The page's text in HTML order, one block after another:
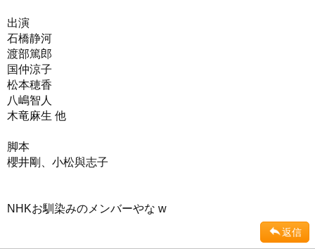
出演
石橋静河
渡部篤郎
国仲涼子
松本穂香
八嶋智人
木竜麻生 他
脚本
櫻井剛、小松與志子
NHKお馴染みのメンバーやな w
返信